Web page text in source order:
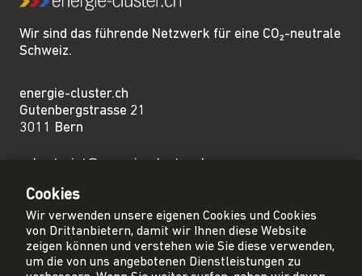
Wir sind das führende Netzwerk für eine CO₂-neutrale
Schweiz.
energie-cluster.ch
Gutenbergstrasse 21
3011 Bern
sekretariat@energie-cluster.ch
Privacy Policy
Cookies
Wir verwenden unsere eigenen Cookies und Cookies
von Drittanbietern, damit wir Ihnen diese Website
zeigen können und verstehen wie Sie diese verwenden,
um die von uns angebotenen Dienstleistungen zu